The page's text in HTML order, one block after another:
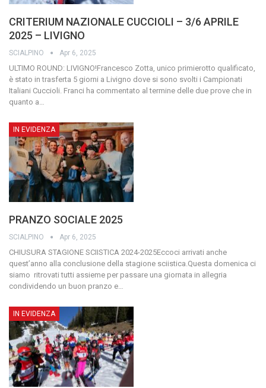
CRITERIUM NAZIONALE CUCCIOLI – 3/6 APRILE
2025 – LIVIGNO
SCIALPINO Apr 6, 2025
ULTIMO ROUND: LIVIGNO!Francesco Zotta, unico primierotto qualificato,
è stato in trasferta 5 giorni a Livigno dove si sono svolti i Campionati
Italiani Cuccioli. Franci ha commentato al termine delle due prove che in
quanto a
IN EVIDENZA
PRANZO SOCIALE 2025
SCIALPINO Apr 6, 2025
CHIUSURA STAGIONE SCIISTICA 2024-2025Eccoci arrivati anche
quest’anno alla conclusione della stagione sciistica.Questa domenica ci
siamo ritrovati tutti assieme per passare una giornata in allegria
condividendo un buon pranzo e…
IN EVIDENZA